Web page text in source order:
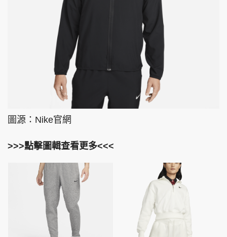
圖源：Nike官網
>>>點擊圖輯查看更多<<<